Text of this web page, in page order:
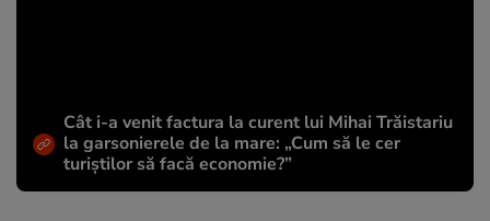
Cât i-a venit factura la curent lui Mihai Trăistariu
la garsonierele de la mare: „Cum să le cer
turiștilor să facă economie?”